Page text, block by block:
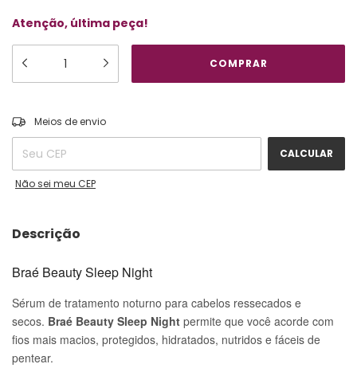
Atenção, última peça!
Entregas para o CEP:
Meios de envio
CALCULAR
Não sei meu CEP
Descrição
Braé Beauty Sleep Night
Sérum de tratamento noturno para cabelos ressecados e
secos. Braé Beauty Sleep Night permite que você acorde com
fios mais macios, protegidos, hidratados, nutridos e fáceis de
pentear.